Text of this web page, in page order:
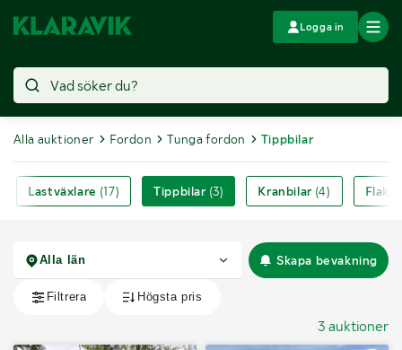
Logga in
Alla auktioner Fordon Tunga fordon Tippbilar
Lastväxlare (17) Tippbilar (3) Kranbilar (4)
Skapa bevakning
3 auktioner